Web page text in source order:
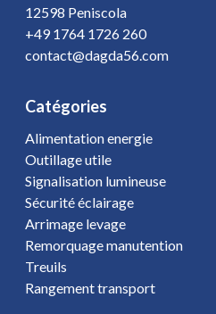
12598 Peniscola
+49 1764 1726 260
contact@dagda56.com
Catégories
Alimentation energie
Outillage utile
Signalisation lumineuse
Sécurité éclairage
Arrimage levage
Remorquage manutention
Treuils
Rangement transport